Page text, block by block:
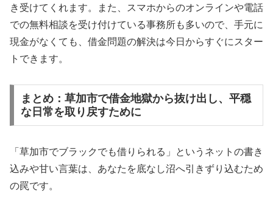
き受けてくれます。また、スマホからのオンラインや電話
での無料相談を受け付けている事務所も多いので、手元に
現金がなくても、借金問題の解決は今日からすぐにスター
トできます。
まとめ：草加市で借金地獄から抜け出し、平穏
な日常を取り戻すために
「草加市でブラックでも借りられる」というネットの書き
込みや甘い言葉は、あなたを底なし沼へ引きずり込むため
の罠です。